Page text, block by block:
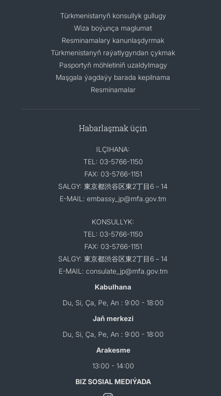
Türkmenistanyň konsullyk gullugy
Wiza boýunça maglumat
Resminamalary kanunlaşdyrmak
Türkmenistanyň raýatlygyndan çykmak
Pasportyň möhletiniň uzaldylmagy
Maşgala ýagdaýy barada kepilnama
Resminamalar
Habarlaşmak üçin
ILÇIHANA:
TEL: 03-5766-1150
FAX: 03-5766-1151
SALGY: 東京都渋谷区東2丁目6－14
E-MAIL: embassy_jp@mfa.gov.tm
KONSULLYK:
TEL: 03-5766-1150
FAX: 03-5766-1151
SALGY: 東京都渋谷区東2丁目6－14
E-MAIL: consulate_jp@mfa.gov.tm
Kabulhana
Du, Si, Ça, Pe, An : 9:00 - 18:00
Jaň merkezi
Du, Si, Ça, Pe, An : 9:00 - 18:00
Arakesme
13:00 - 14:00
BIZ SOSIAL MEDIÝADA